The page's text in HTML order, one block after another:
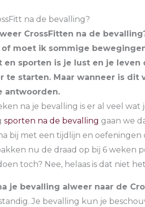
na de bevalling?
CrossFitten na de
moet ik sommige
en sporten is je lust en je leven
te starten. Maar wanneer is dit
antwoorden.
na je bevalling is er al veel
sporten na de bevalling gaan we
bij met een tijdlijn en oefeningen
nu de draad op bij 6 weken
toch? Nee, helaas is dat niet
je bevalling alweer naar de
Je bevalling kun je